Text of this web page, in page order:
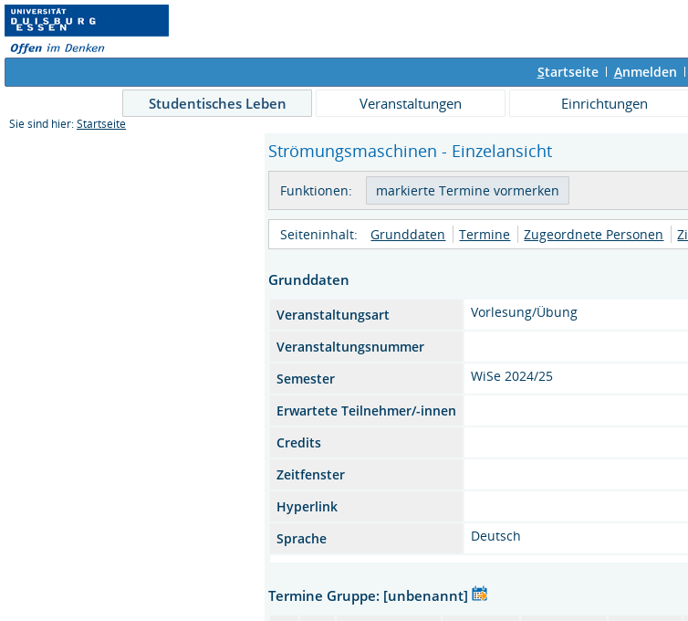
Startseite Anmelden
Studentisches Leben Veranstaltungen Einrichtungen
Sie sind hier: Startseite
Strömungsmaschinen - Einzelansicht
Funktionen:
Seiteninhalt: Grunddaten Termine Zugeordnete Personen
Grunddaten
Veranstaltungsart Vorlesung/Übung
Veranstaltungsnummer
Semester
WiSe 2024/25
Erwartete Teilnehmer/-innen
Credits
Zeitfenster
Hyperlink
Sprache
Deutsch
Termine Gruppe: [unbenannt]